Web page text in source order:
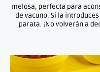
melosa, perfecta para
de vacuno. Si la
parata. ¡No volverán a